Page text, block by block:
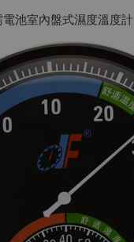
電池室內盤式濕度溫度計